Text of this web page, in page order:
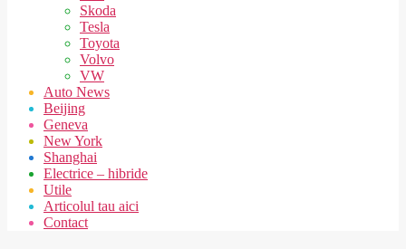
Skoda
Tesla
Toyota
Volvo
VW
Auto News
Beijing
Geneva
New York
Shanghai
Electrice – hibride
Utile
Articolul tau aici
Contact